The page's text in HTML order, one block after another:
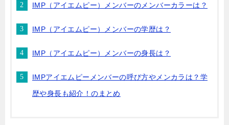
IMP（アイエムピー）メンバーのメンバーカラーは？
IMP（アイエムピー）メンバーの学歴は？
IMP（アイエムピー）メンバーの身長は？
IMPアイエムピーメンバーの呼び方やメンカラは？学
歴や身長も紹介！のまとめ